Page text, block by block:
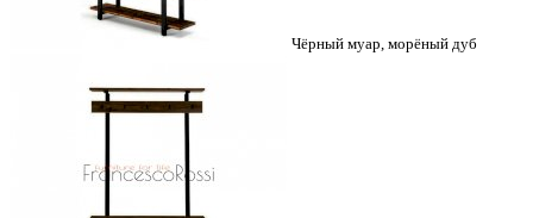
Чёрный муар, морёный дуб